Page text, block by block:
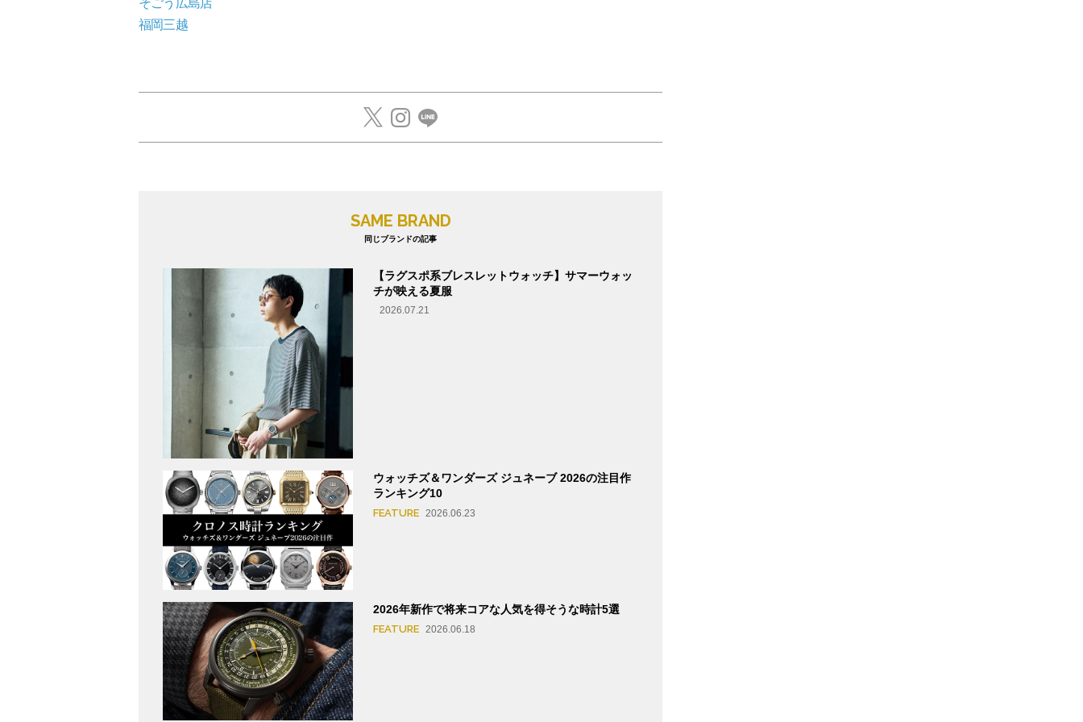
そごう広島店
福岡三越
SAME BRAND
同じブランドの記事
【ラグスポ系ブレスレットウォッチ】サマーウォッ
チが映える夏服
2026.07.21
ウォッチズ＆ワンダーズ ジュネーブ 2026の注目作
ランキング10
FEATURE 2026.06.23
2026年新作で将来コアな人気を得そうな時計5選
FEATURE 2026.06.18